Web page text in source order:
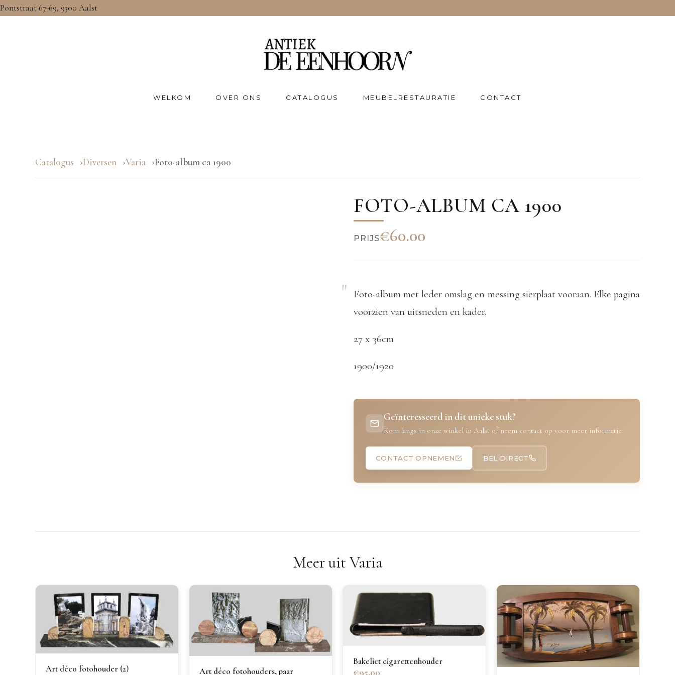
Pontstraat 67-69, 9300 Aalst
WELKOM OVER ONS CATALOGUS MEUBELRESTAURATIE CONTACT
Catalogus Diversen Varia Foto-album ca 1900
FOTO-ALBUM CA 1900
PRIJS€60.00
Foto-album met leder omslag en messing sierplaat vooraan. Elke pagina
voorzien van uitsneden en kader.
27 x 36cm
1900/1920
Geïnteresseerd in dit unieke stuk?
Kom langs in onze winkel in Aalst of neem contact op voor meer informatie
CONTACT OPNEMEN BEL DIRECT
Meer uit Varia
Art déco fotohouder (2) Art déco fotohouders, paar
Bakeliet cigarettenhouder
€95.00